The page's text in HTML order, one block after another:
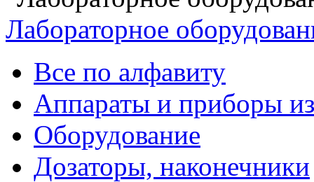
Лабораторное
Все по алфавиту
Аппараты и приборы из
Оборудование
Дозаторы, наконечники